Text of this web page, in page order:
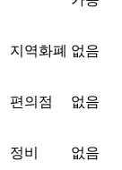
지역화폐 없음
편의점 없음
정비 없음